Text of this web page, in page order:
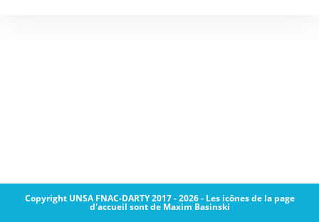
Copyright UNSA FNAC-DARTY 2017 - 2026 - Les icônes de la page
d'accueil sont de Maxim Basinski